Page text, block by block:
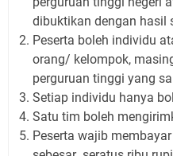
dibuktikan dengan hasil
Peserta boleh individu
orang/ kelompok,
perguruan tinggi yang
Setiap individu hanya
Satu tim boleh
Peserta wajib